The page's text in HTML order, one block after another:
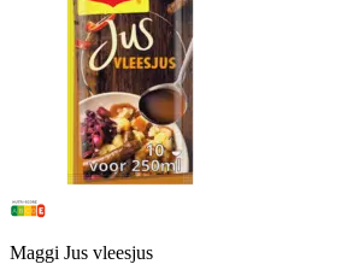
Maggi Jus vleesjus